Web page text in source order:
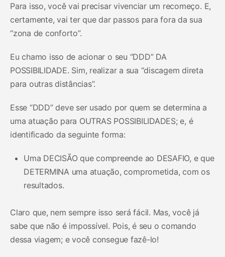
Para isso, você vai precisar vivenciar um recomeço. E,
certamente, vai ter que dar passos para fora da sua
“zona de conforto”.
Eu chamo isso de acionar o seu “DDD” DA
POSSIBILIDADE. Sim, realizar a sua “discagem direta
para outras distâncias”.
Esse “DDD” deve ser usado por quem se determina a
uma atuação para OUTRAS POSSIBILIDADES; e, é
identificado da seguinte forma:
Uma DECISÃO que compreende ao DESAFIO, e que
DETERMINA uma atuação, comprometida, com os
resultados.
Claro que, nem sempre isso será fácil. Mas, você já
sabe que não é impossível. Pois, é seu o comando
dessa viagem; e você consegue fazê-lo!